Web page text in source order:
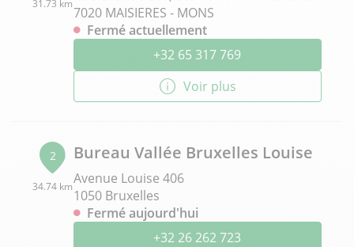
31.73 km
7020 MAISIERES - MONS
Fermé actuellement
+32 65 317 769
Voir plus
2
34.74 km
Bureau Vallée Bruxelles Louise
Avenue Louise 406
1050 Bruxelles
Fermé aujourd'hui
+32 26 262 723